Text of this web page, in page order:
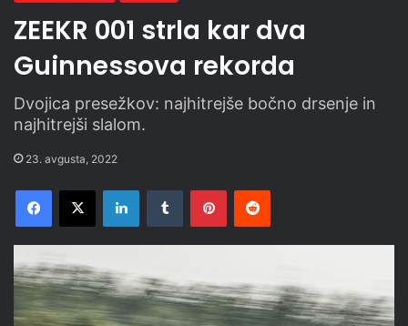
ZEEKR 001 strla kar dva
Guinnessova rekorda
Dvojica presežkov: najhitrejše bočno drsenje in
najhitrejši slalom.
23. avgusta, 2022
Facebook
X LinkedInTumblr PinterestReddit